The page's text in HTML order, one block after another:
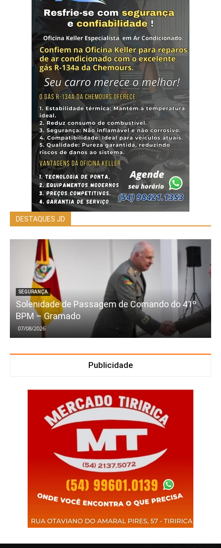
DESTAQUES JD
SEGURANÇA
Solenidade de Passagem de Comando do 41º
BPM – Gramado
07/08/2026
Publicidade